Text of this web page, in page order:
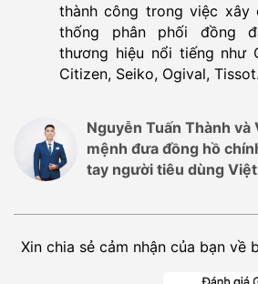
thành công trong việc xây
thống phân phối đồng
thương hiệu nổi tiếng như
Citizen, Seiko, Ogival,
Nguyễn Tuấn Thành và
mệnh đưa đồng hồ
tay người tiêu dùng
Xin chia sẻ cảm nhận của bạn về